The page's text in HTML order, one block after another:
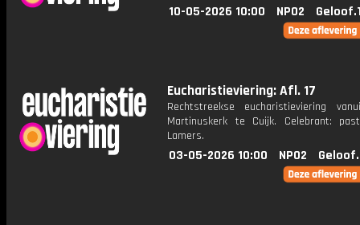
10-05-2026 10:00 NPO2
Eucharistieviering: Afl. 17
Rechtstreekse eucharistieviering
Martinuskerk te Cuijk. Celebrant:
Lamers.
03-05-2026 10:00 NPO2